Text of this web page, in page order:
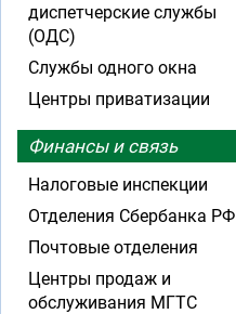
диспетчерские службы
(ОДС)
Службы одного окна
Центры приватизации
Финансы и связь
Налоговые инспекции
Отделения Сбербанка РФ
Почтовые отделения
Центры продаж и
обслуживания МГТС